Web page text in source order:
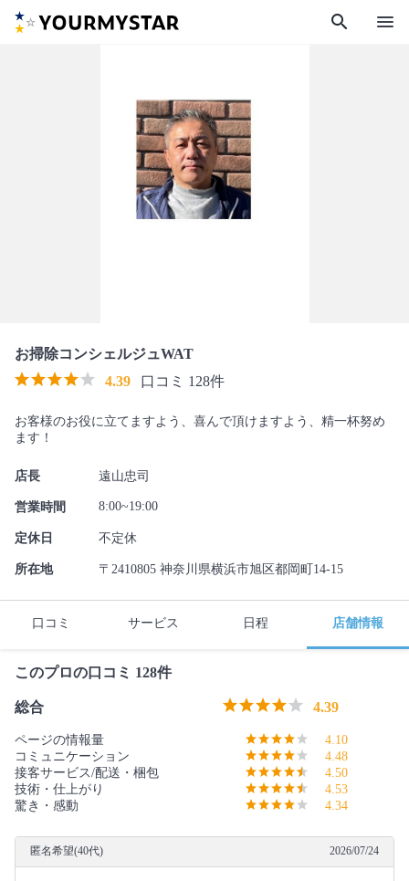
search menu
お掃除コンシェルジュWAT
4.39
口コミ 128件
お客様のお役に立てますよう、喜んで頂けますよう、精一杯努め
ます！
店長 遠山忠司
営業時間 8:00~19:00
定休日 不定休
所在地 〒2410805 神奈川県横浜市旭区都岡町14-15
口コミ サービス 日程 店舗情報
このプロの口コミ 128件
総合 4.39
ページの情報量
4.10
コミュニケーション
4.48
接客サービス/配送・梱包
4.50
技術・仕上がり
4.53
驚き・感動
4.34
匿名希望(40代) 2026/07/24